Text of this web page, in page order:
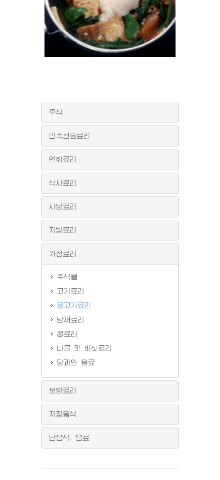
주식
민족전통료리
연회료리
식사료리
사냥료리
지방료리
가정료리
주식물
고기료리
물고기료리
남새료리
콩료리
나물 및 버섯료리
당과와 음료
보양료리
저장음식
단음식, 음료